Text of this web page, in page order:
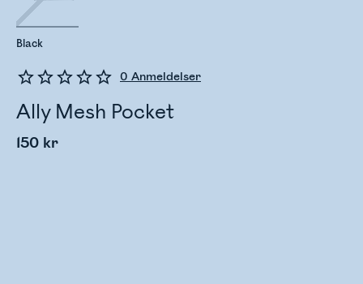
0 Anmeldelser
Ally Mesh Pocket
150 kr
Black